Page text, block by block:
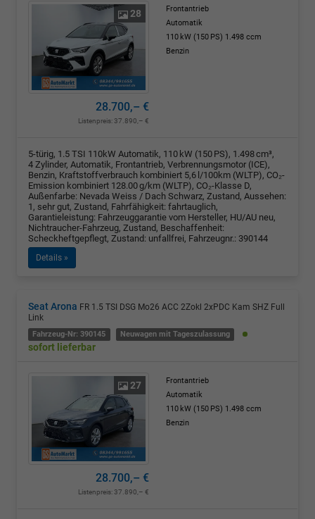
28
Frontantrieb
Automatik
110 kW (150 PS) 1.498 ccm
Benzin
28.700,– €
Listenpreis:37.890,– €
5-türig, 1.5 TSI 110kW Automatik, 110 kW (150 PS), 1.498 cm³,
4 Zylinder, Automatik, Frontantrieb, Verbrennungsmotor (ICE),
Benzin, Kraftstoffverbrauch kombiniert 5,6 l/100km (WLTP), CO₂-
Emission kombiniert 128.00 g/km (WLTP), CO₂-Klasse D,
Außenfarbe: Nevada Weiss / Dach Schwarz, Zustand, Aussehen:
1, sehr gut, Zustand, Fahrfähigkeit: fahrtauglich,
Garantieleistung: Fahrzeuggarantie vom Hersteller, HU/AU neu,
Nichtraucher-Fahrzeug, Zustand, Beschaffenheit:
Scheckheftgepflegt, Zustand: unfallfrei, Fahrzeugnr.: 390144
Details »
Seat Arona FR 1.5 TSI DSG Mo26 ACC 2Zokl 2xPDC Kam SHZ Full
Link
Fahrzeug-Nr: 390145 Neuwagen mit Tageszulassung
sofort lieferbar
27
Frontantrieb
Automatik
110 kW (150 PS) 1.498 ccm
Benzin
28.700,– €
Listenpreis:37.890,– €